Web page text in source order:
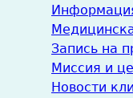
Запись на
Миссия и
Новости